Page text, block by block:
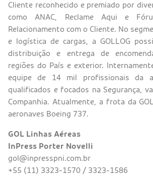
Cliente reconhecido e premiado por
como ANAC, Reclame Aqui e
Relacionamento com o Cliente. No
e logística de cargas, a GOLLOG
distribuição e entrega de
regiões do País e exterior.
equipe de 14 mil profissionais da
qualificados e focados na Segurança,
Companhia. Atualmente, a frota da
aeronaves Boeing 737.
GOL Linhas Aéreas
InPress Porter Novelli
gol@inpresspni.com.br
+55 (11) 3323-1570 / 3323-1586